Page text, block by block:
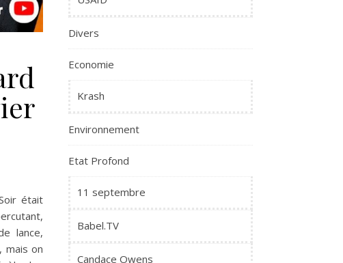
était
lance,
mais on
Divers
Economie
Krash
Environnement
Etat Profond
11 septembre
Babel.TV
Candace Owens